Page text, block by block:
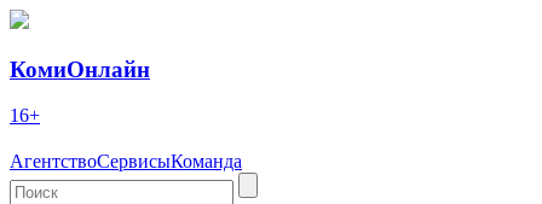
КомиОнлайн
16+
АгентствоСервисыКоманда